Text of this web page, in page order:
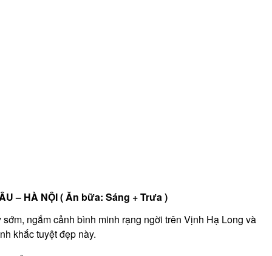
– HÀ NỘI ( Ăn bữa: Sáng + Trưa )
sớm, ngắm cảnh bình minh rạng ngời trên Vịnh Hạ Long và
khắc tuyệt đẹp này.